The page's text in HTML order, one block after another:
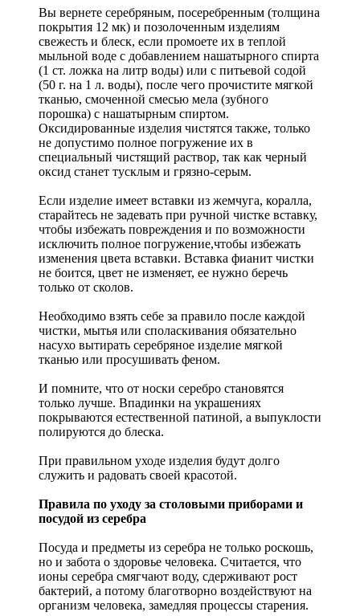
Вы вернете серебряным, посеребренным (толщина
покрытия 12 мк) и позолоченным изделиям
свежесть и блеск, если промоете их в теплой
мыльной воде с добавлением нашатырного спирта
(1 ст. ложка на литр воды) или с питьевой содой
(50 г. на 1 л. воды), после чего прочистите мягкой
тканью, смоченной смесью мела (зубного
порошка) с нашатырным спиртом.
Оксидированные изделия чистятся также, только
не допустимо полное погружение их в
специальный чистящий раствор, так как черный
оксид станет тусклым и грязно-серым.
Если изделие имеет вставки из жемчуга, коралла,
старайтесь не задевать при ручной чистке вставку,
чтобы избежать повреждения и по возможности
исключить полное погружение,чтобы избежать
изменения цвета вставки. Вставка фианит чистки
не боится, цвет не изменяет, ее нужно беречь
только от сколов.
Необходимо взять себе за правило после каждой
чистки, мытья или споласкивания обязательно
насухо вытирать серебряное изделие мягкой
тканью или просушивать феном.
И помните, что от носки серебро становятся
только лучше. Впадинки на украшениях
покрываются естественной патиной, а выпуклости
полируются до блеска.
При правильном уходе изделия будут долго
служить и радовать своей красотой.
Правила по уходу за столовыми приборами и
посудой из серебра
Посуда и предметы из серебра не только роскошь,
но и забота о здоровье человека. Считается, что
ионы серебра смягчают воду, сдерживают рост
бактерий, а потому благотворно воздействуют на
организм человека, замедляя процессы старения.